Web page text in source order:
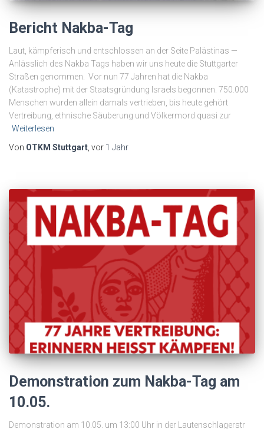
Bericht Nakba-Tag
Laut, kämpferisch und entschlossen an der Seite Palästinas —
Anlässlich des Nakba Tags haben wir uns heute die Stuttgarter
Straßen genommen. Vor nun 77 Jahren hat die Nakba
(Katastrophe) mit der Staatsgründung Israels begonnen. 750.000
Menschen wurden allein damals vertrieben, bis heute gehört
Vertreibung, ethnische Säuberung und Völkermord quasi zur
Weiterlesen
Von OTKM Stuttgart, vor 1 Jahr
Demonstration zum Nakba-Tag am
10.05.
Demonstration am 10.05. um 13:00 Uhr in der Lautenschlagerstr